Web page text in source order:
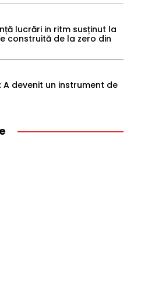
lucrări in ritm susținut la
construită de la zero din
devenit un instrument de